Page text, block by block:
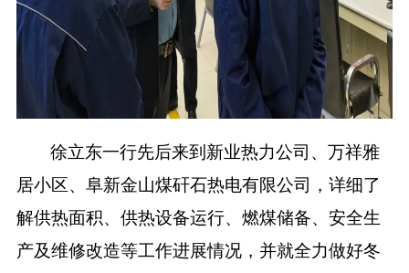
徐立东一行先后来到新业热力公司、万祥雅
居小区、阜新金山煤矸石热电有限公司，详细了
解供热面积、供热设备运行、燃煤储备、安全生
产及维修改造等工作进展情况，并就全力做好冬